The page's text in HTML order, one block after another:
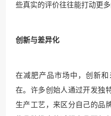
些真实的评价往往能打动更多
创新与差异化
在减肥产品市场中，创新
在。许多创始人通过开发独
生产工艺，来区分自己的品